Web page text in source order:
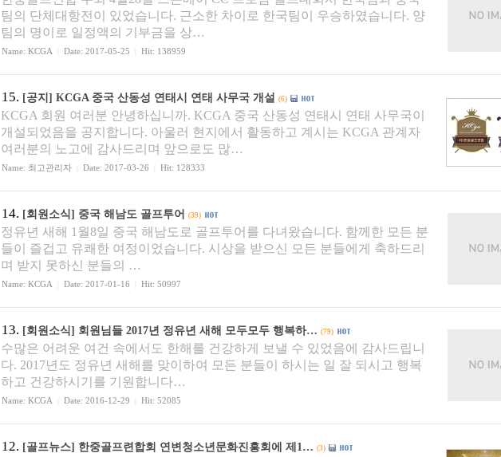
팀의 단체대항전이 있었습니다. 근소한 차이로 한국팀이 우승하였습니다. 양
팀의 명이로 일정액의 기부금을 상…
Name: KCGA Date: 2017-05-25 Hit: 138959
15. [공지] KCGA 중국 산동성 연태시 연태 사무국 개설 (6)
KCGA 회원 여러분 안녕하십니까. KCGA 중국 산동성 연태시 연태 사무국이
개설되었음을 공지합니다. 아울러 현지에서 활동하고 계시는 KCGA 관계자
여러분의 노고에 감사드리며 앞으로도 많…
Name: 최고관리자 Date: 2017-03-26 Hit: 128333
14. [회원소식] 중국 해남도 골프투어 (39)
정유년 새해 1월8일 중국 해남도로 골프투어를 다녀왔습니다. 함께한 모든 분
들이 즐겁고 유쾌한 여정이었습니다. 시상을 받으신 모든 분들에게 축하드리
며 받지 못하신 분들의 …
Name: KCGA Date: 2017-01-16 Hit: 50997
13. [회원소식] 회원님들 2017년 정유년 새해 모두모두 행복하… (79)
수많은 어려운 여건 속에서도 한해를 건강하게 보낼 수 있었음에 감사드립니
다. 2017년도 정유년 새해를 맞이하여 모든 분들이 하시는 일 잘 되시고 행복
하고 건강하시기를 기원합니다…
Name: KCGA Date: 2016-12-29 Hit: 52085
12. [골프뉴스] 한중골프련합회 연변청소년문화진흥회에 제1… (3)